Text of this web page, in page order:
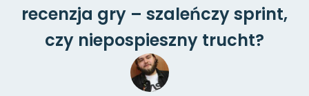
recenzja gry – szaleńczy sprint,
czy niepospieszny trucht?